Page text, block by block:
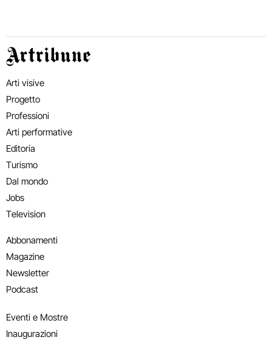
Artribune
Arti visive
Progetto
Professioni
Arti performative
Editoria
Turismo
Dal mondo
Jobs
Television
Abbonamenti
Magazine
Newsletter
Podcast
Eventi e Mostre
Inaugurazioni